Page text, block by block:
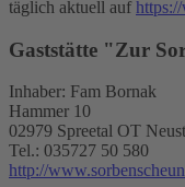
täglich aktuell auf
Gaststätte "Zur
Inhaber: Fam Bornak
Hammer 10
02979 Spreetal OT
Tel.: 035727 50 580
http://